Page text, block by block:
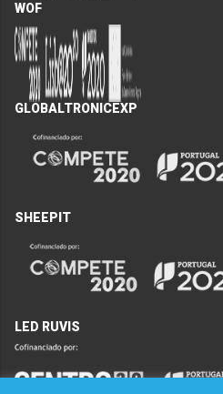
WOF
GLOBALTRONICEXP
SHEEPIT
LED RUVIS